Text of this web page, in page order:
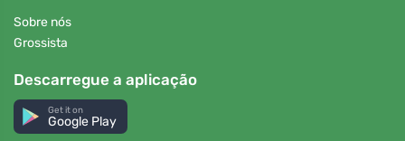
Sobre nós
Grossista
Descarregue a aplicação
Get it on
Google Play